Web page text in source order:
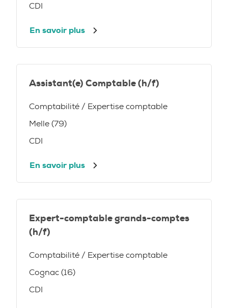
CDI
En savoir plus
Assistant(e) Comptable (h/f)
Comptabilité / Expertise comptable
Melle (79)
CDI
En savoir plus
Expert-comptable grands-comptes
(h/f)
Comptabilité / Expertise comptable
Cognac (16)
CDI